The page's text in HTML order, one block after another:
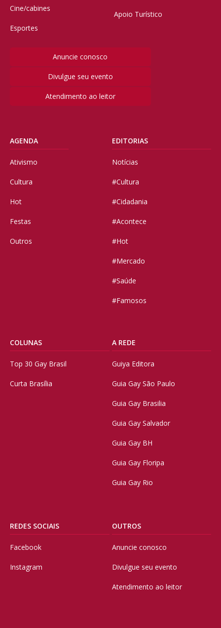
Cine/cabines
Esportes
Apoio Turístico
Anuncie conosco
Divulgue seu evento
Atendimento ao leitor
AGENDA
Ativismo
Cultura
Hot
Festas
Outros
EDITORIAS
Notícias
#Cultura
#Cidadania
#Acontece
#Hot
#Mercado
#Saúde
#Famosos
COLUNAS
Top 30 Gay Brasil
Curta Brasília
A REDE
Guiya Editora
Guia Gay São Paulo
Guia Gay Brasilia
Guia Gay Salvador
Guia Gay BH
Guia Gay Floripa
Guia Gay Rio
REDES SOCIAIS
Facebook
Instagram
OUTROS
Anuncie conosco
Divulgue seu evento
Atendimento ao leitor